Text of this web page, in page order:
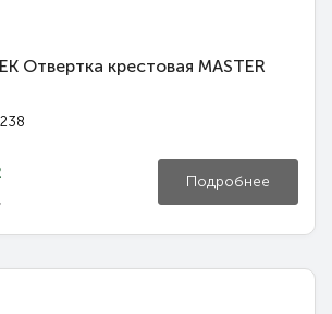
Отвертка крестовая MASTER
Подробнее